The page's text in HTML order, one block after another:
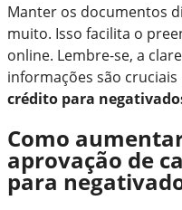
Manter os documentos
muito. Isso facilita o
online. Lembre-se, a
informações são cruciais
crédito para
Como
aprovação de
para